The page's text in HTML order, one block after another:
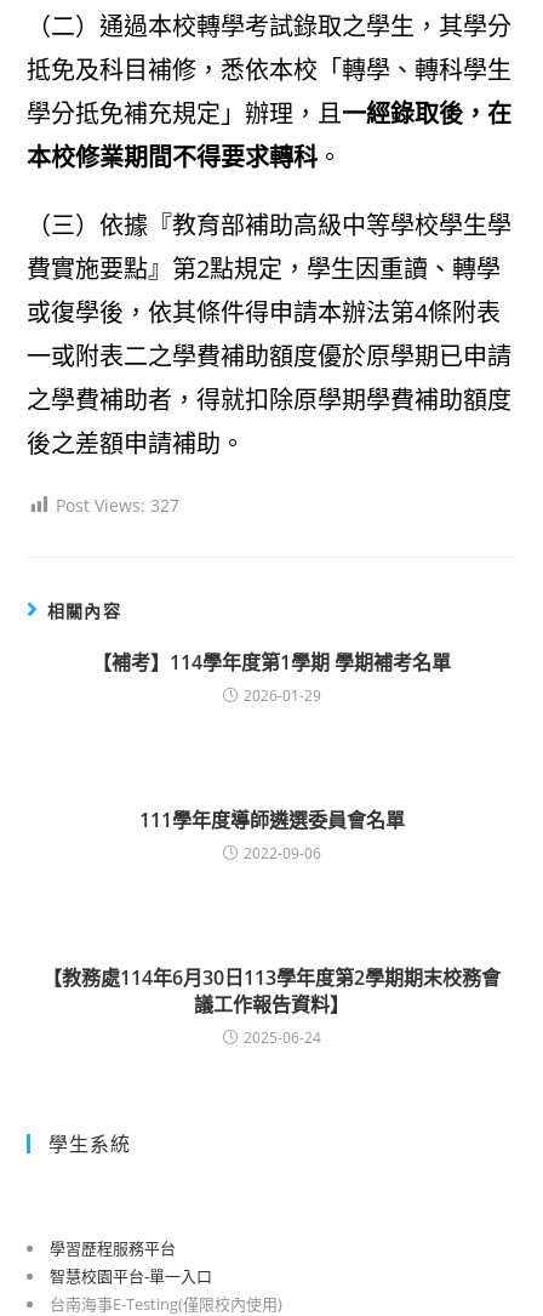
（二）通過本校轉學考試錄取之學生，其學分
抵免及科目補修，悉依本校「轉學、轉科學生
學分抵免補充規定」辦理，且一經錄取後，在
本校修業期間不得要求轉科 。
（三）依據『教育部補助高級中等學校學生學
費實施要點』第2點規定，學生因重讀、轉學
或復學後，依其條件得申請本辦法第4條附表
一或附表二之學費補助額度優於原學期已申請
之學費補助者，得就扣除原學期學費補助額度
後之差額申請補助。
Post Views: 327
相關內容
【補考】114學年度第1學期 學期補考名單
2026-01-29
111學年度導師遴選委員會名單
2022-09-06
【教務處114年6月30日113學年度第2學期期末校務會
議工作報告資料】
2025-06-24
學生系統
學習歷程服務平台
智慧校園平台-單一入口
台南海事E-Testing(僅限校內使用)